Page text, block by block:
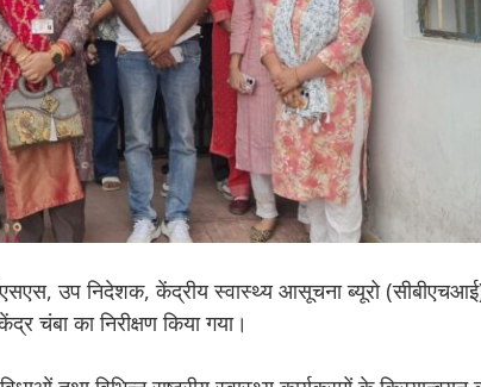
उप निदेशक, केंद्रीय स्वास्थ्य आसूचना ब्यूरो
चंबा का निरीक्षण किया गया।